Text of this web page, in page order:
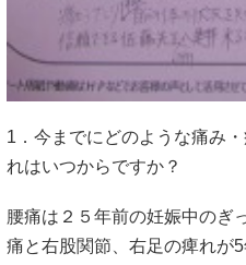
1．今までにどのような痛み
れはいつからですか？
腰痛は２５年前の妊娠中のぎ
痛と右股関節、右足の痺れが